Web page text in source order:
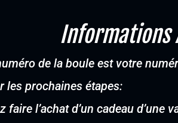
Informations
de la boule est votre
les prochaines étapes:
faire l’achat d’un cadeau